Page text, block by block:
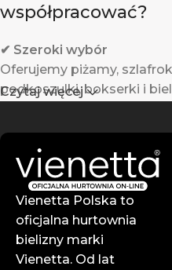
współpracować?
✔ Szeroki wybór
Oferujemy piżamy,
podkoszulki, bokserki i
Produkty Vienetta
materiałów – są trwałe i
✔ Atrakcyjne ceny hurtowe
Zarabiaj więcej dzięki
wysokim marżom.
Czytaj więcej
Vienetta Polska to
oficjalna hurtownia
bielizny marki
Vienetta. Od lat